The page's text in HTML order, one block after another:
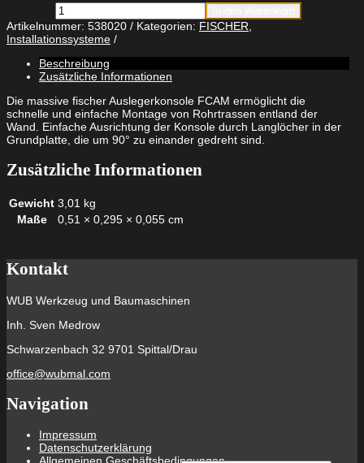
fischer
Massive
Auslegerkonsole
FCAM
500
fvz
Menge
Artikelnummer: 538020 Kategorien: FISCHER
Installationssysteme
Beschreibung
Zusätzliche Informationen
Die massive fischer Auslegerkonsole FCAM ermöglicht die
schnelle und einfache Montage von Rohrtrassen entland der
Wand. Einfache Ausrichtung der Konsole durch Langlöcher in der
Grundplatte, die um 90° zu einander gedreht sind.
Zusätzliche Informationen
Gewicht 3,01 kg
Maße
0,51 × 0,295 × 0,055 cm
Kontakt
WUB Werkzeug und Baumaschinen
Inh. Sven Medrow
Schwarzenbach 32 9701 Spittal/Drau
office@wubmal.com
Navigation
Impressum
Datenschutzerklärung